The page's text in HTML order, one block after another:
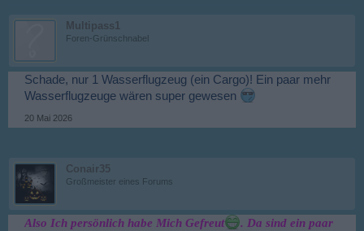
Multipass1
Foren-Grünschnabel
Schade, nur 1 Wasserflugzeug (ein Cargo)! Ein paar mehr
Wasserflugzeuge wären super gewesen
20 Mai 2026
Conair35
Großmeister eines Forums
Also Ich persönlich habe Mich Gefreut
. Da sind ein paar